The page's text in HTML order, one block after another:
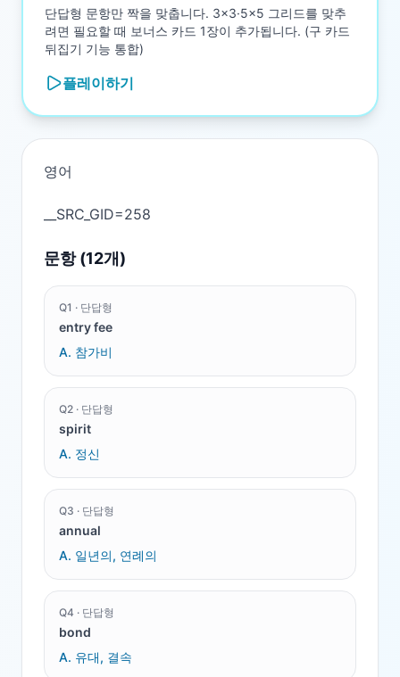
단답형 문항만 짝을 맞춥니다. 3×3·5×5 그리드를 맞추
려면 필요할 때 보너스 카드 1장이 추가됩니다. (구 카드
뒤집기 기능 통합)
플레이하기
영어
문항 (12개)
Q1 · 단답형
entry fee
A. 참가비
Q2 · 단답형
spirit
A. 정신
Q3 · 단답형
annual
A. 일년의, 연례의
Q4 · 단답형
bond
A. 유대, 결속